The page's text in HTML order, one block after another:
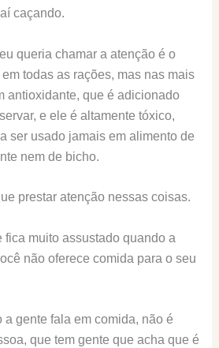
caçando.
queria chamar a atenção é o
todas as rações, mas nas mais
antioxidante, que é adicionado
e ele é altamente tóxico,
ser usado jamais em alimento de
nem de bicho.
prestar atenção nessas coisas.
fica muito assustado quando a
não oferece comida para o seu
a gente fala em comida, não é
que tem gente que acha que é